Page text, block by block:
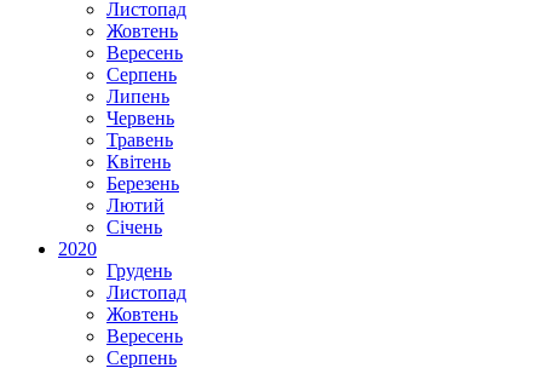
Листопад
Жовтень
Вересень
Серпень
Липень
Червень
Травень
Квітень
Березень
Лютий
Січень
2020
Грудень
Листопад
Жовтень
Вересень
Серпень